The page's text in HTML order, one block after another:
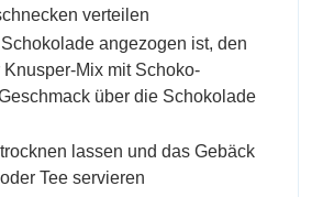
verteilen
angezogen ist, den
Knusper-Mix mit Schoko-
über die Schokolade
lassen und das Gebäck
Tee servieren